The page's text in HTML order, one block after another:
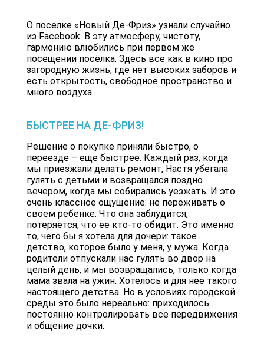
О поселке «Новый Де-Фриз» узнали случайно
из Facebook. В эту атмосферу, чистоту,
гармонию влюбились при первом же
посещении посёлка. Здесь все как в кино про
загородную жизнь, где нет высоких заборов и
есть открытость, свободное пространство и
много воздуха.
БЫСТРЕЕ НА ДЕ-ФРИЗ!
Решение о покупке приняли быстро, о
переезде – еще быстрее. Каждый раз, когда
мы приезжали делать ремонт, Настя убегала
гулять с детьми и возвращался поздно
вечером, когда мы собирались уезжать. И это
очень классное ощущение: не переживать о
своем ребенке. Что она заблудится,
потеряется, что ее кто-то обидит. Это именно
то, чего бы я хотела для дочери: такое
детство, которое было у меня, у мужа. Когда
родители отпускали нас гулять во двор на
целый день, и мы возвращались, только когда
мама звала на ужин. Хотелось и для нее такого
настоящего детства. Но в условиях городской
среды это было нереально: приходилось
постоянно контролировать все передвижения
и общение дочки.